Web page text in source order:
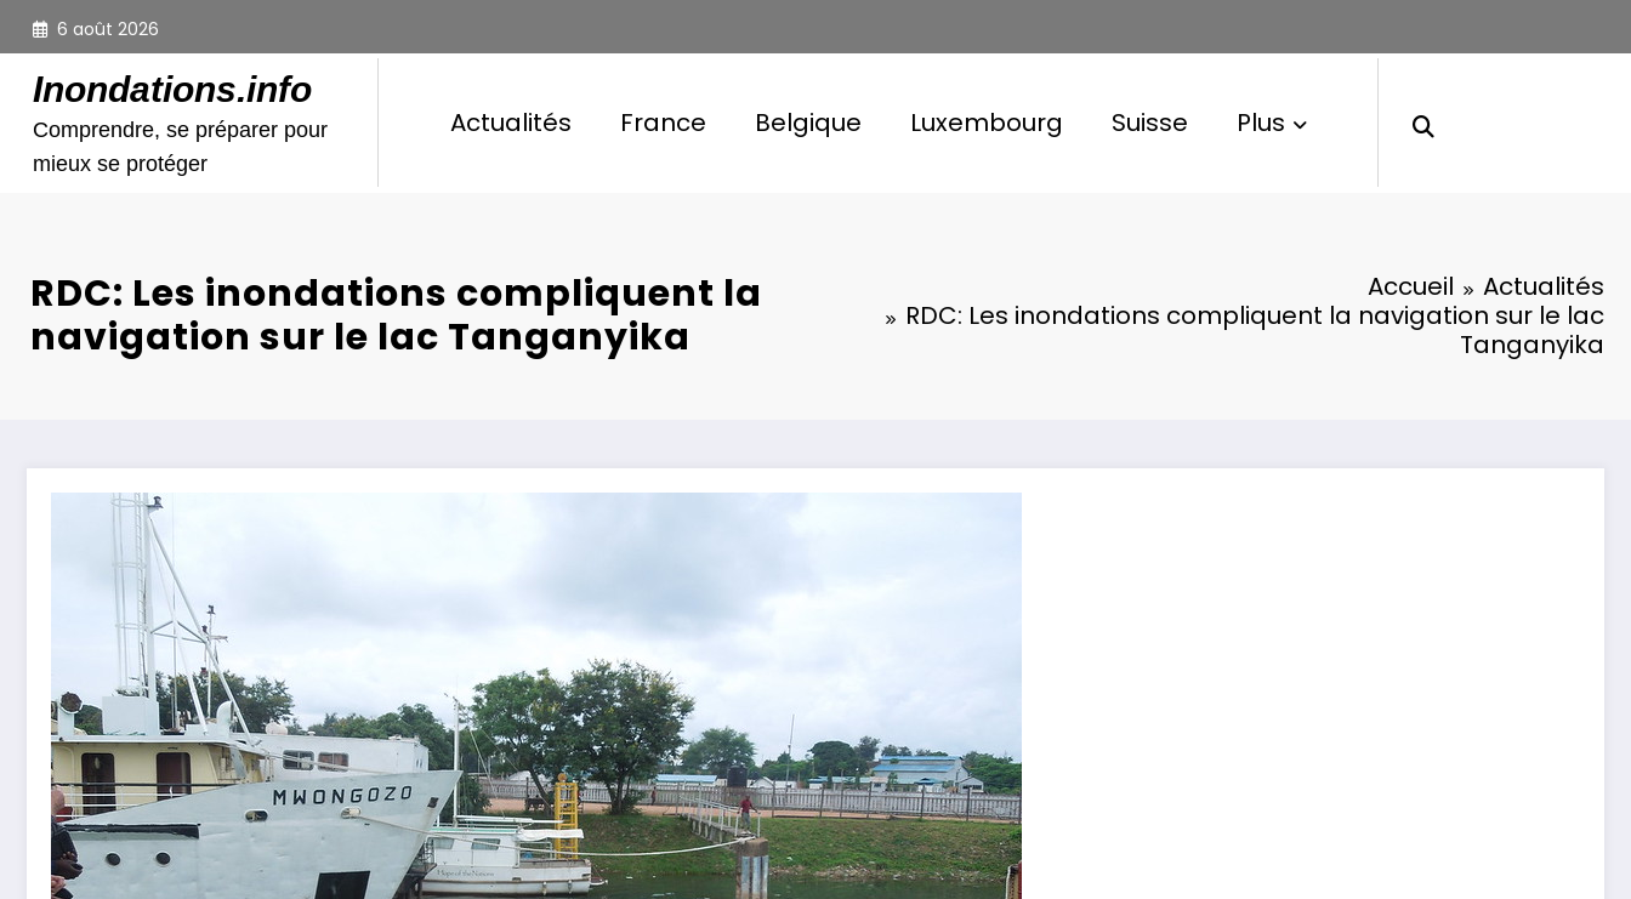
Aller
contenu
6 août 2026
Inondations.info
Comprendre, se préparer pour
mieux se protéger
Actualités France Belgique Luxembourg Suisse Plus
RDC: Les inondations compliquent la
navigation sur le lac Tanganyika
Accueil
Actualités
RDC: Les inondations compliquent la navigation sur le lac
Tanganyika